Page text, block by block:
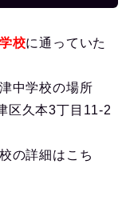
校に通っていた
中学校の場所
区久本3丁目11-2
の詳細はこち